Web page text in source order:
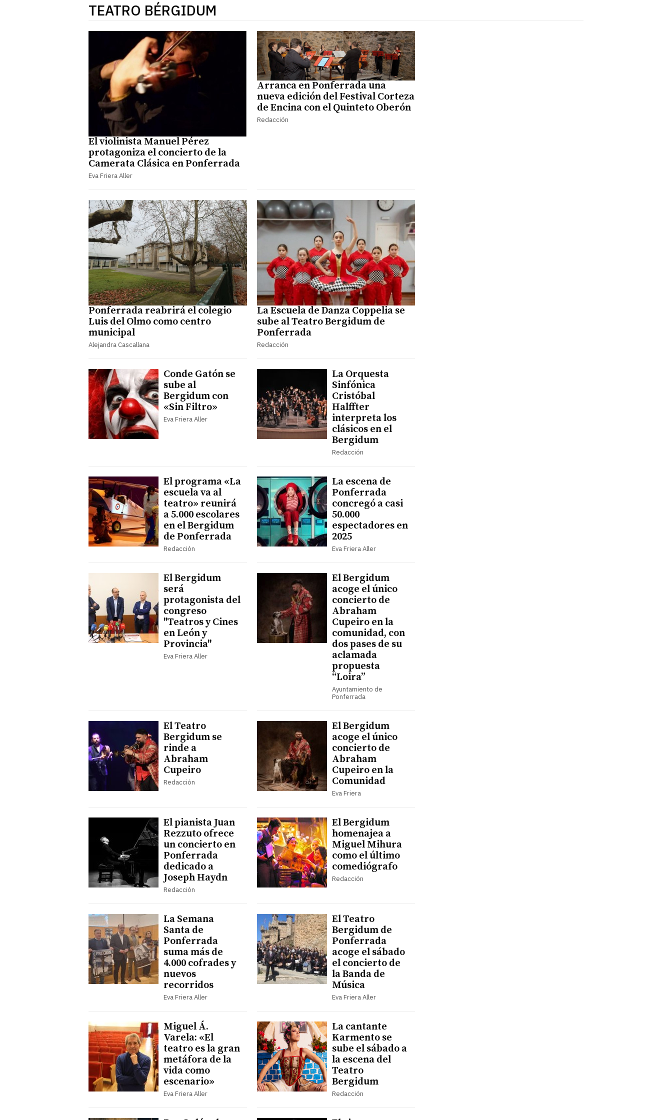
TEATRO BÉRGIDUM
El violinista Manuel Pérez
protagoniza el concierto de la
Camerata Clásica en Ponferrada
Eva Friera Aller
Arranca en Ponferrada una
nueva edición del Festival Corteza
de Encina con el Quinteto Oberón
Redacción
Ponferrada reabrirá el colegio
Luis del Olmo como centro
municipal
Alejandra Cascallana
La Escuela de Danza Coppelia se
sube al Teatro Bergidum de
Ponferrada
Redacción
Conde Gatón se
sube al
Bergidum con
«Sin Filtro»
Eva Friera Aller
La Orquesta
Sinfónica
Cristóbal
Halffter
interpreta los
clásicos en el
Bergidum
Redacción
El programa «La
escuela va al
teatro» reunirá
a 5.000 escolares
en el Bergidum
de Ponferrada
Redacción
La escena de
Ponferrada
concregó a casi
50.000
espectadores en
2025
Eva Friera Aller
El Bergidum
será
protagonista del
congreso
"Teatros y Cines
en León y
Provincia"
Eva Friera Aller
El Bergidum
acoge el único
concierto de
Abraham
Cupeiro en la
comunidad, con
dos pases de su
aclamada
propuesta
“Loira”
Ayuntamiento de
Ponferrada
El Teatro
Bergidum se
rinde a
Abraham
Cupeiro
Redacción
El Bergidum
acoge el único
concierto de
Abraham
Cupeiro en la
Comunidad
Eva Friera
El pianista Juan
Rezzuto ofrece
un concierto en
Ponferrada
dedicado a
Joseph Haydn
Redacción
El Bergidum
homenajea a
Miguel Mihura
como el último
comediógrafo
Redacción
La Semana
Santa de
Ponferrada
suma más de
4.000 cofrades y
nuevos
recorridos
Eva Friera Aller
El Teatro
Bergidum de
Ponferrada
acoge el sábado
el concierto de
la Banda de
Música
Eva Friera Aller
Miguel Á.
Varela: «El
teatro es la gran
metáfora de la
vida como
escenario»
Eva Friera Aller
La cantante
Karmento se
sube el sábado a
la escena del
Teatro
Bergidum
Redacción